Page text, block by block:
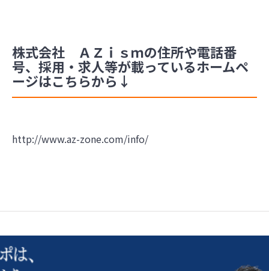
株式会社 ＡＺｉｓｍの住所や電話番
号、採用・求人等が載っているホームペ
ージはこちらから↓
http://www.az-zone.com/info/